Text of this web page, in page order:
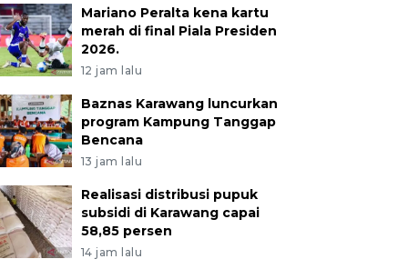
Mariano Peralta kena kartu
merah di final Piala Presiden
2026.
12 jam lalu
Baznas Karawang luncurkan
program Kampung Tanggap
Bencana
13 jam lalu
Realisasi distribusi pupuk
subsidi di Karawang capai
58,85 persen
14 jam lalu